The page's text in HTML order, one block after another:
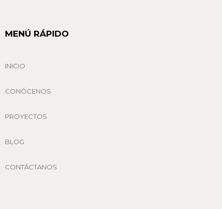
MENÚ RÁPIDO
INICIO
CONÓCENOS
PROYECTOS
BLOG
CONTÁCTANOS